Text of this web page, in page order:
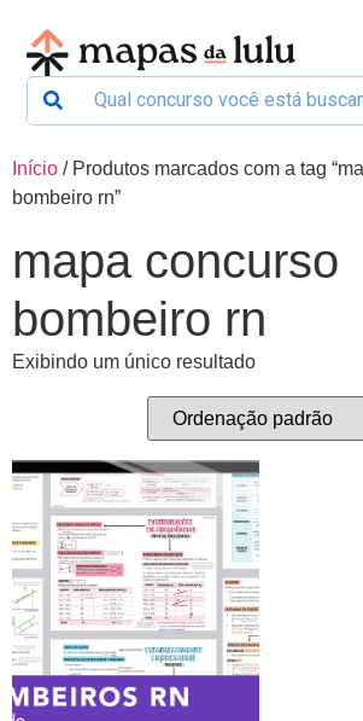
Início / Produtos marcados com a tag
bombeiro rn”
mapa concurso
bombeiro rn
Exibindo um único resultado